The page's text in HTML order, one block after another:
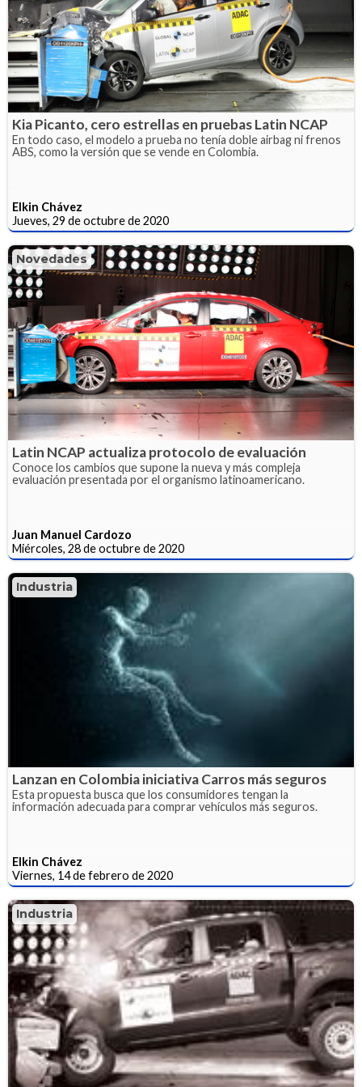
Kia Picanto, cero estrellas en pruebas Latin NCAP
En todo caso, el modelo a prueba no tenía doble airbag ni frenos
ABS, como la versión que se vende en Colombia.
Elkin Chávez
Jueves, 29 de octubre de 2020
Novedades
Latin NCAP actualiza protocolo de evaluación
Conoce los cambios que supone la nueva y más compleja
evaluación presentada por el organismo latinoamericano.
Juan Manuel Cardozo
Miércoles, 28 de octubre de 2020
Industria
Lanzan en Colombia iniciativa Carros más seguros
Esta propuesta busca que los consumidores tengan la
información adecuada para comprar vehículos más seguros.
Elkin Chávez
Viernes, 14 de febrero de 2020
Industria